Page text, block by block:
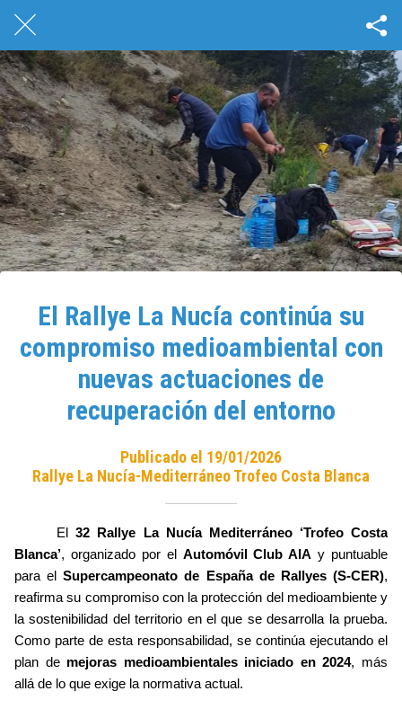
El Rallye La Nucía continúa su
compromiso medioambiental con
nuevas actuaciones de
recuperación del entorno
Publicado el 19/01/2026
Rallye La Nucía-Mediterráneo Trofeo Costa Blanca
El32 Rallye La Nucía Mediterráneo ‘Trofeo Costa
Blanca’, organizado por el Automóvil Club AIA y puntuable
para elSupercampeonato de España de Rallyes (S-CER),
reafirma su compromiso con la protección del medioambiente y
la sostenibilidad del territorio en el que se desarrolla la prueba.
Como parte de esta responsabilidad, se continúa ejecutando el
plan de mejoras medioambientales iniciado en 2024, más
allá de lo que exige la normativa actual.